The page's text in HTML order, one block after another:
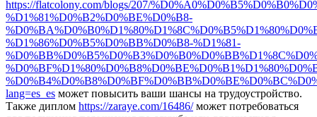
https://flatcolony.com/blogs/207/
%D1%81%D0%B2%D0%BE%D0%B8-
%D1%86%D0%B5%D0%BB%D0%B8-%D1%81-
lang=es_es может повысить ваши шансы на трудоустройство.
Также диплом https://zaraye.com/16486/может потребоваться